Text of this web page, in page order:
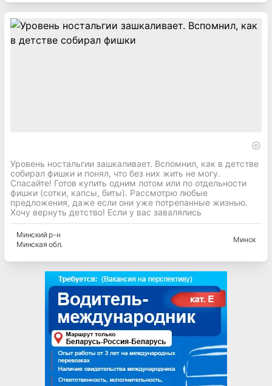
Уровень ностальгии зашкаливает. Вспомнил, как в детстве
собирал фишки и понял, что без них жить не могу.
Спасайте! Готов купить одним лотом или по отдельности
фишки (сотки, капсы, биты). Рассмотрю любые
предложения, даже если они уже потрепанные жизнью.
Хочу вернуть детство! Если у вас завалялись
Минскийр-н
Минская обл.
Минск